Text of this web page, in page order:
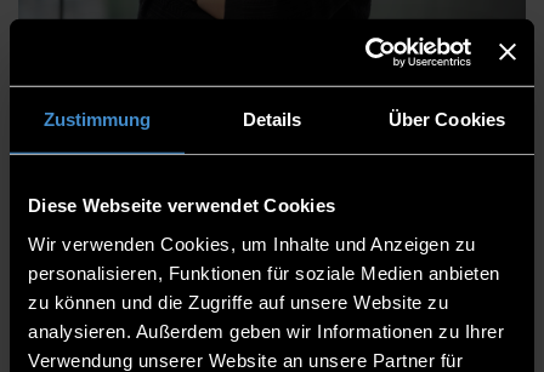
Zustimmung Details Über Cookies
Diese Webseite verwendet Cookies
Wir verwenden Cookies, um Inhalte und Anzeigen zu
personalisieren, Funktionen für soziale Medien anbieten
zu können und die Zugriffe auf unsere Website zu
analysieren. Außerdem geben wir Informationen zu Ihrer
Verwendung unserer Website an unsere Partner für
Daniel Rodriguez Perales,
M.Sc.
Kommunikation & Marketing
Student Recruitment
Mitarbeiter